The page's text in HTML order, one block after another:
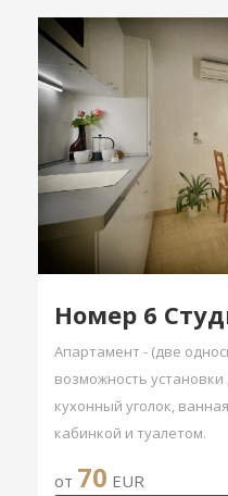
Hомер 6
Aпартамент - (две
возможность
кухонный уголок,
кабинкой и туалетом.
от 70 EUR